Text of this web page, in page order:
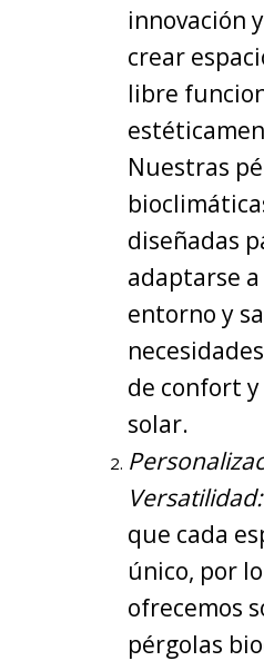
innovación
crear
libre
Nuestras
diseñadas
adaptarse
entorno y
de confort
solar.
Versatilidad:
que cada
único, por
ofrecemos
pérgolas